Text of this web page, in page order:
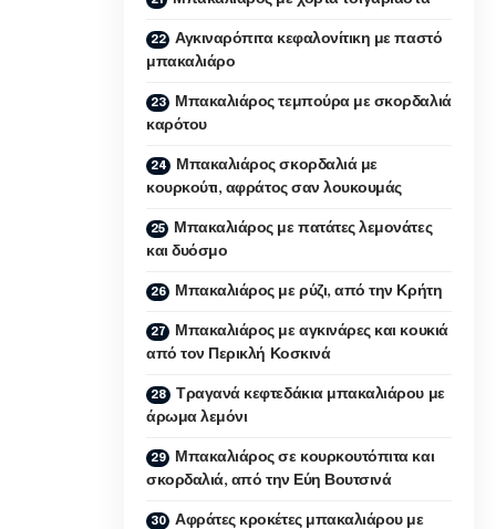
Αγκιναρόπιτα κεφαλονίτικη με παστό
μπακαλιάρο
Μπακαλιάρος τεμπούρα με σκορδαλιά
καρότου
Μπακαλιάρος σκορδαλιά με
κουρκούτι, αφράτος σαν λουκουμάς
Μπακαλιάρος με πατάτες λεμονάτες
και δυόσμο
Μπακαλιάρος με ρύζι, από την Κρήτη
Μπακαλιάρος με αγκινάρες και κουκιά
από τον Περικλή Κοσκινά
Τραγανά κεφτεδάκια μπακαλιάρου με
άρωμα λεμόνι
Μπακαλιάρος σε κουρκουτόπιτα και
σκορδαλιά, από την Εύη Βουτσινά
Αφράτες κροκέτες μπακαλιάρου με